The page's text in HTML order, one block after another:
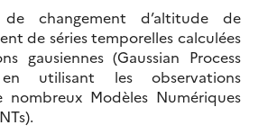
de changement d’altitude de
de séries temporelles calculées
gausiennes (Gaussian Process
en utilisant les observations
nombreux Modèles Numériques